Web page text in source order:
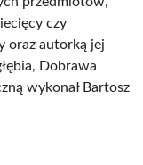
czy
oraz autorką jej
Dobrawa
wykonał Bartosz